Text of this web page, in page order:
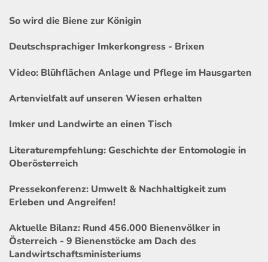
So wird die Biene zur Königin
Deutschsprachiger Imkerkongress - Brixen
Video: Blühflächen Anlage und Pflege im Hausgarten
Artenvielfalt auf unseren Wiesen erhalten
Imker und Landwirte an einen Tisch
Literaturempfehlung: Geschichte der Entomologie in
Oberösterreich
Pressekonferenz: Umwelt & Nachhaltigkeit zum
Erleben und Angreifen!
Aktuelle Bilanz: Rund 456.000 Bienenvölker in
Österreich - 9 Bienenstöcke am Dach des
Landwirtschaftsministeriums